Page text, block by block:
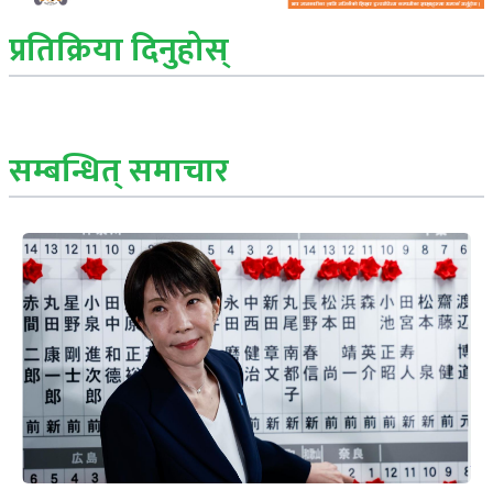
प्रतिक्रिया दिनुहोस्
सम्बन्धित् समाचार